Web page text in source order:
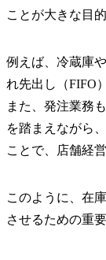
ことが大きな目的
例えば、冷蔵庫
れ先出し（FIFO
また、発注業務
を踏まえながら
ことで、店舗経
このように、在
させるための重